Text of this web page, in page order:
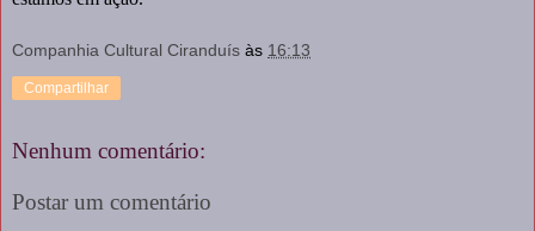
Companhia Cultural Ciranduís às 16:13
Compartilhar
Nenhum comentário:
Postar um comentário